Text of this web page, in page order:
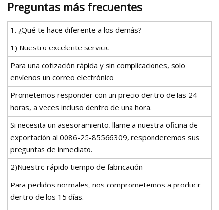
Preguntas más frecuentes
1. ¿Qué te hace diferente a los demás?
1) Nuestro excelente servicio
Para una cotización rápida y sin complicaciones, solo
envíenos un correo electrónico
Prometemos responder con un precio dentro de las 24
horas, a veces incluso dentro de una hora.
Si necesita un asesoramiento, llame a nuestra oficina de
exportación al 0086-25-85566309, responderemos sus
preguntas de inmediato.
2)Nuestro rápido tiempo de fabricación
Para pedidos normales, nos comprometemos a producir
dentro de los 15 días.